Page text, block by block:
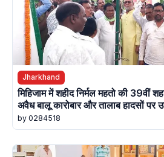
Jharkhand
मिहिजाम में शहीद निर्मल महतो की 39वीं
अवैध बालू कारोबार और तालाब हादसों पर
by 0284518